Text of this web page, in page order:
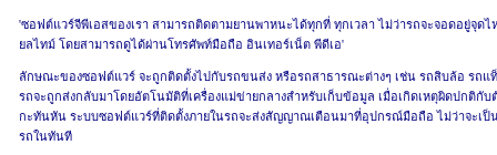
'ซอฟต์แวร์จีพีเอสของเรา สามารถติดตามยานพาหนะได้ทุกที่ ทุกเวลา ไม่ว่ารถจะจอดอยู่จุด
ยลไทม์ โดยสามารถดูได้ผ่านโทรศัพท์มือถือ อินเทอร์เน็ต พีดีเอ'
ลักษณะของซอฟต์แวร์ จะถูกติดตั้งไปกับรถขนส่ง หรือรถสาธารณะต่างๆ เช่น รถสิบล้อ รถแ
รถจะถูกส่งกลับมาโดยอัตโนมัติที่เครื่องแม่ข่ายกลางสำหรับเก็บข้อมูล เมื่อเกิดเหตุผิดปกติกับ
กะทันหัน ระบบซอฟต์แวร์ที่ติดตั้งภายในรถจะส่งสัญญาณเตือนมาที่อุปกรณ์มือถือ ไม่ว่าจะเป็
รถในทันที